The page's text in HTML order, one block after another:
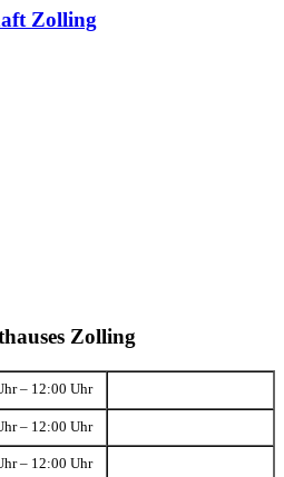
Zolling
Zolling
– 12:00 Uhr
– 12:00 Uhr
– 12:00 Uhr